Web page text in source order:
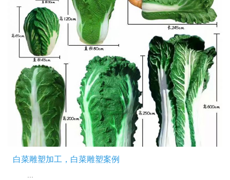
白菜雕塑加工，白菜雕塑案例
...